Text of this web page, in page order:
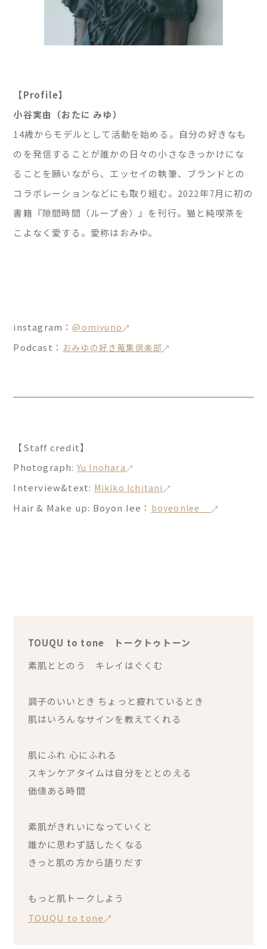
【Profile】
小谷実由（おたに みゆ）
14歳からモデルとして活動を始める。自分の好きなも
のを発信することが誰かの日々の小さなきっかけにな
ることを願いながら、エッセイの執筆、ブランドとの
コラボレーションなどにも取り組む。2022年7月に初の
書籍『隙間時間（ループ舎）』を刊行。猫と純喫茶を
こよなく愛する。愛称はおみゆ。
instagram：@omiyuno
Podcast ： おみゆの好き蒐集倶楽部
【Staff credit】
Photograph: Yu Inohara
Interview&text: Mikiko Ichitani
Hair & Make up: Boyon Iee： boyeonlee__
TOUQU to tone トークトゥトーン
素肌ととのう キレイはぐくむ
調子のいいとき ちょっと疲れているとき
肌はいろんなサインを教えてくれる
肌にふれ 心にふれる
スキンケアタイムは自分をととのえる
価値ある時間
素肌がきれいになっていくと
誰かに思わず話したくなる
きっと肌の方から語りだす
もっと肌トークしよう
TOUQU to tone